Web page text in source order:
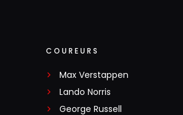
COUREURS
Max Verstappen
Lando Norris
George Russell